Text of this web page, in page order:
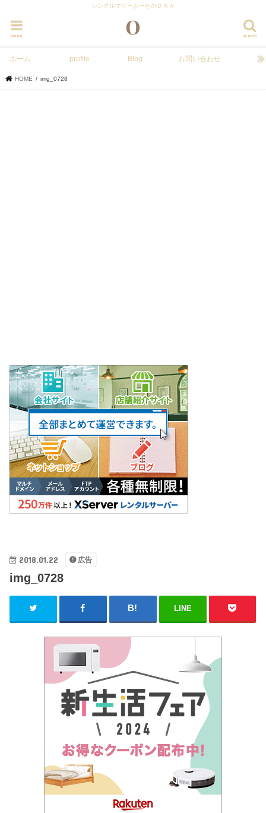
シングルマザーおーせのＤＮＡ
search
menu
ホーム profile Blog お問い合わせ
HOME img_0728
2018.01.22 広告
img_0728
LINE